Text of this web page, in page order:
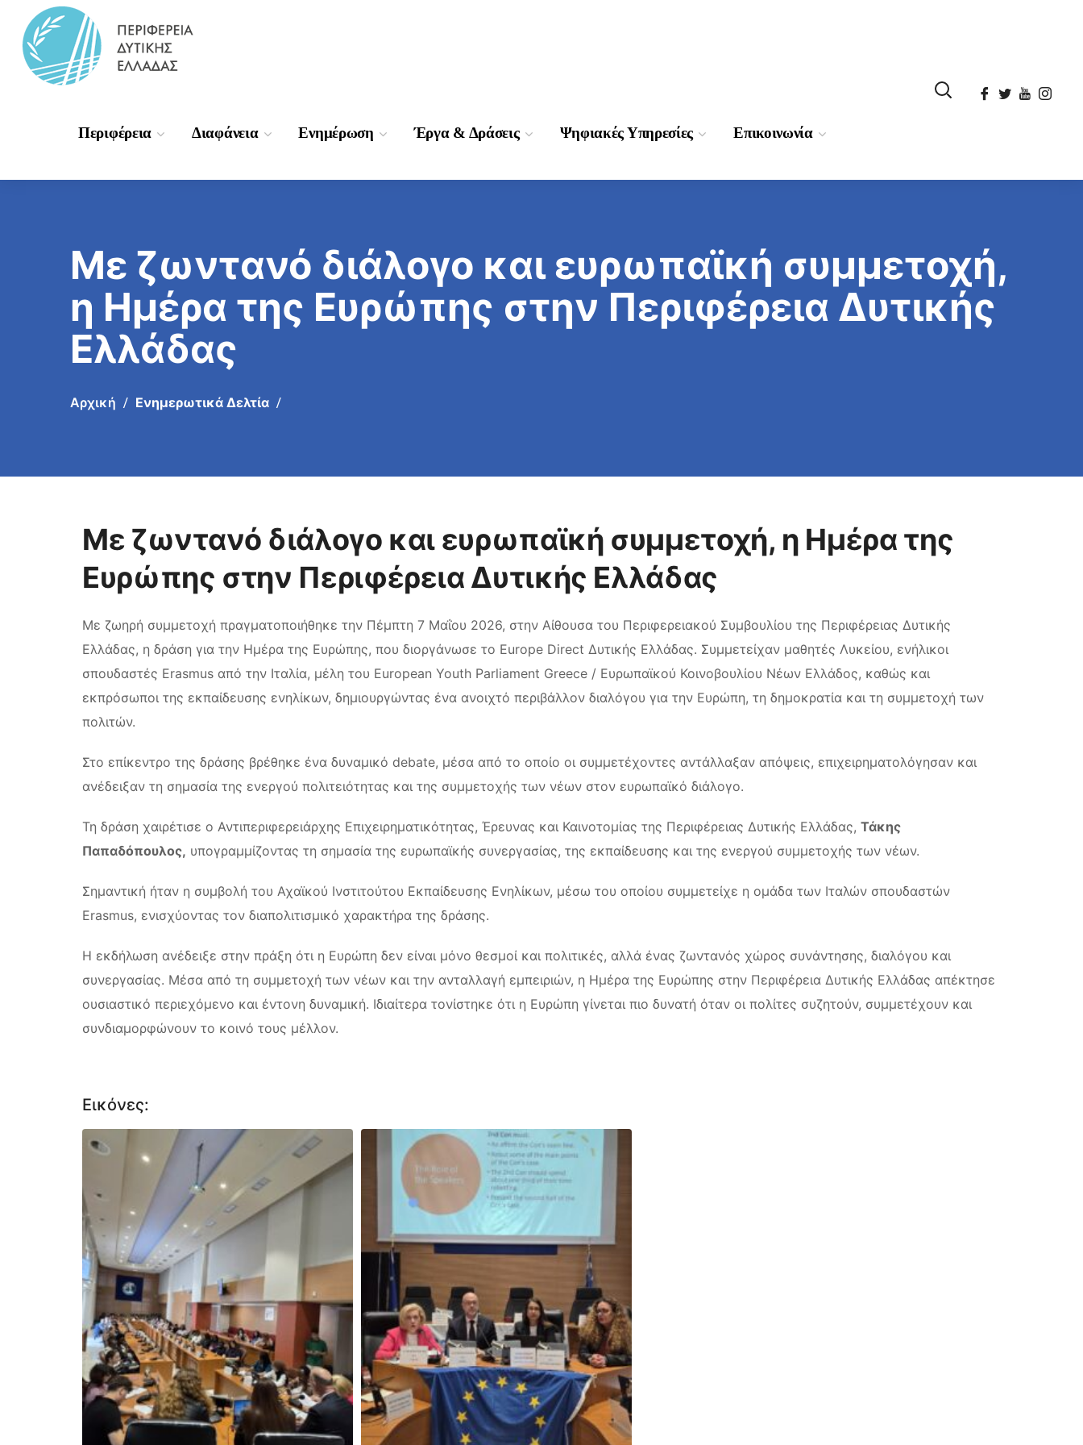
Περιφέρεια Διαφάνεια Ενημέρωση Έργα & Δράσεις Ψηφιακές Υπηρεσίες Επικοινωνία
Με ζωντανό διάλογο και ευρωπαϊκή συμμετοχή,
η Ημέρα της Ευρώπης στην Περιφέρεια Δυτικής
Ελλάδας
Αρχική Ενημερωτικά Δελτία
Με ζωντανό διάλογο και ευρωπαϊκή συμμετοχή, η Ημέρα της
Ευρώπης στην Περιφέρεια Δυτικής Ελλάδας
Με ζωηρή συμμετοχή πραγματοποιήθηκε την Πέμπτη 7 Μαΐου 2026, στην Αίθουσα του Περιφερειακού Συμβουλίου της Περιφέρειας Δυτικής
Ελλάδας, η δράση για την Ημέρα της Ευρώπης, που διοργάνωσε το Europe Direct Δυτικής Ελλάδας. Συμμετείχαν μαθητές Λυκείου, ενήλικοι
σπουδαστές Erasmus από την Ιταλία, μέλη του European Youth Parliament Greece / Ευρωπαϊκού Κοινοβουλίου Νέων Ελλάδος, καθώς και
εκπρόσωποι της εκπαίδευσης ενηλίκων, δημιουργώντας ένα ανοιχτό περιβάλλον διαλόγου για την Ευρώπη, τη δημοκρατία και τη συμμετοχή των
πολιτών.
Στο επίκεντρο της δράσης βρέθηκε ένα δυναμικό debate, μέσα από το οποίο οι συμμετέχοντες αντάλλαξαν απόψεις, επιχειρηματολόγησαν και
ανέδειξαν τη σημασία της ενεργού πολιτειότητας και της συμμετοχής των νέων στον ευρωπαϊκό διάλογο.
Τη δράση χαιρέτισε ο Αντιπεριφερειάρχης Επιχειρηματικότητας, Έρευνας και Καινοτομίας της Περιφέρειας Δυτικής Ελλάδας, Τάκης
Παπαδόπουλος, υπογραμμίζοντας τη σημασία της ευρωπαϊκής συνεργασίας, της εκπαίδευσης και της ενεργού συμμετοχής των νέων.
Σημαντική ήταν η συμβολή του Αχαϊκού Ινστιτούτου Εκπαίδευσης Ενηλίκων, μέσω του οποίου συμμετείχε η ομάδα των Ιταλών σπουδαστών
Erasmus, ενισχύοντας τον διαπολιτισμικό χαρακτήρα της δράσης.
Η εκδήλωση ανέδειξε στην πράξη ότι η Ευρώπη δεν είναι μόνο θεσμοί και πολιτικές, αλλά ένας ζωντανός χώρος συνάντησης, διαλόγου και
συνεργασίας. Μέσα από τη συμμετοχή των νέων και την ανταλλαγή εμπειριών, η Ημέρα της Ευρώπης στην Περιφέρεια Δυτικής Ελλάδας απέκτησε
ουσιαστικό περιεχόμενο και έντονη δυναμική. Ιδιαίτερα τονίστηκε ότι η Ευρώπη γίνεται πιο δυνατή όταν οι πολίτες συζητούν, συμμετέχουν και
συνδιαμορφώνουν το κοινό τους μέλλον.
Εικόνες: